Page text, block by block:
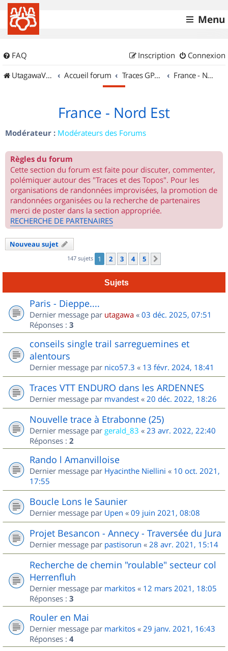
Menu
FAQ Connexion
Inscription
UtagawaVTT (Randos VTT et VTTAE avec traces GPS)
Accueil forum Traces GPS de randos VTT France - Nord Est
France - Nord Est
Modérateur : Modérateurs des Forums
Règles du forum
Cette section du forum est faite pour discuter, commenter,
polémiquer autour des "Traces et des Topos". Pour les
organisations de randonnées improvisées, la promotion de
randonnées organisées ou la recherche de partenaires
merci de poster dans la section appropriée.
RECHERCHE DE PARTENAIRES
Nouveau sujet
147 sujets 1 2 3 4 5
Sujets
Paris - Dieppe....
Dernier message par utagawa « 03 déc. 2025, 07:51
Réponses : 3
conseils single trail sarreguemines et
alentours
Dernier message par nico57.3 « 13 févr. 2024, 18:41
Traces VTT ENDURO dans les ARDENNES
Dernier message par mvandest « 20 déc. 2022, 18:26
Nouvelle trace à Etrabonne (25)
Dernier message par gerald_83 « 23 avr. 2022, 22:40
Réponses : 2
Rando l Amanvilloise
Dernier message par Hyacinthe Niellini « 10 oct. 2021,
17:55
Boucle Lons le Saunier
Dernier message par Upen « 09 juin 2021, 08:08
Projet Besancon - Annecy - Traversée du Jura
Dernier message par pastisorun « 28 avr. 2021, 15:14
Recherche de chemin "roulable" secteur col
Herrenfluh
Dernier message par markitos « 12 mars 2021, 18:05
Réponses : 3
Rouler en Mai
Dernier message par markitos « 29 janv. 2021, 16:43
Réponses : 4